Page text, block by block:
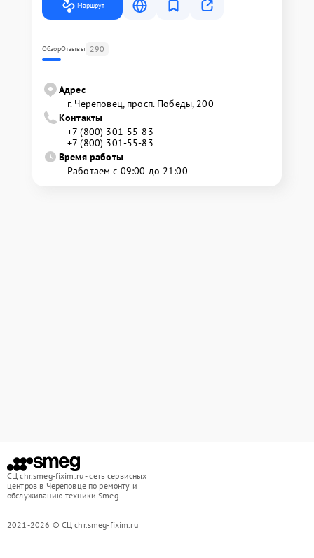
Маршрут
ОбзорОтзывы 290
Адрес
г. Череповец, просп. Победы, 200
Контакты
+7 (800) 301-55-83
+7 (800) 301-55-83
Время работы
Работаем с 09:00 до 21:00
СЦ chr.smeg-fixim.ru - сеть сервисных
центров в Череповце по ремонту и
обслуживанию техники Smeg
2021-2026 © СЦ chr.smeg-fixim.ru